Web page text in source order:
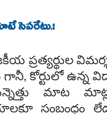
సెపరేటు.!
ప్రత్యర్థుల
కోర్టులో ఉన్న
మాట
సంబంధం